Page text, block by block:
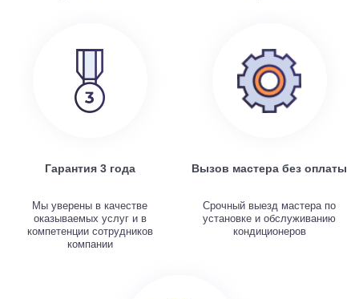
Гарантия 3 года
Мы уверены в качестве
оказываемых услуг и в
компетенции сотрудников
компании
Вызов мастера без оплаты
Срочный выезд мастера по
установке и обслуживанию
кондиционеров